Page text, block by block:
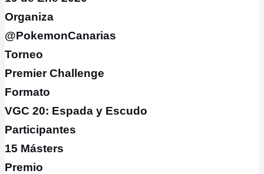
Organiza
@PokemonCanarias
Torneo
Premier Challenge
Formato
VGC 20: Espada y Escudo
Participantes
15 Másters
Premio